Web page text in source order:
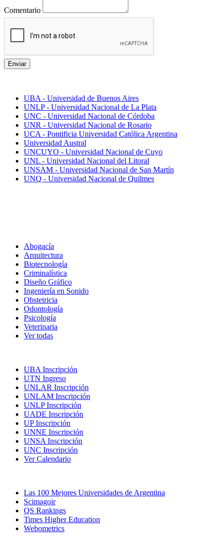
Comentario
Enviar
UBA - Universidad de Buenos Aires
UNLP - Universidad Nacional de La Plata
UNC - Universidad Nacional de Córdoba
UNR - Universidad Nacional de Rosario
UCA - Pontificia Universidad Católica Argentina
Universidad Austral
UNCUYO - Universidad Nacional de Cuyo
UNL - Universidad Nacional del Litoral
UNSAM - Universidad Nacional de San Martín
UNQ - Universidad Nacional de Quilmes
Abogacía
Arquitectura
Biotecnología
Criminalística
Diseño Gráfico
Ingeniería en Sonido
Obstetricia
Odontología
Psicología
Veterinaria
Ver todas
UBA Inscripción
UTN Ingreso
UNLAR Inscripción
UNLAM Inscripción
UNLP Inscripción
UADE Inscripción
UP Inscripción
UNNE Inscripción
UNSA Inscripción
UNC Inscripción
Ver Calendario
Las 100 Mejores Universidades de Argentina
Scimagoir
QS Rankings
Times Higher Education
Webometrics